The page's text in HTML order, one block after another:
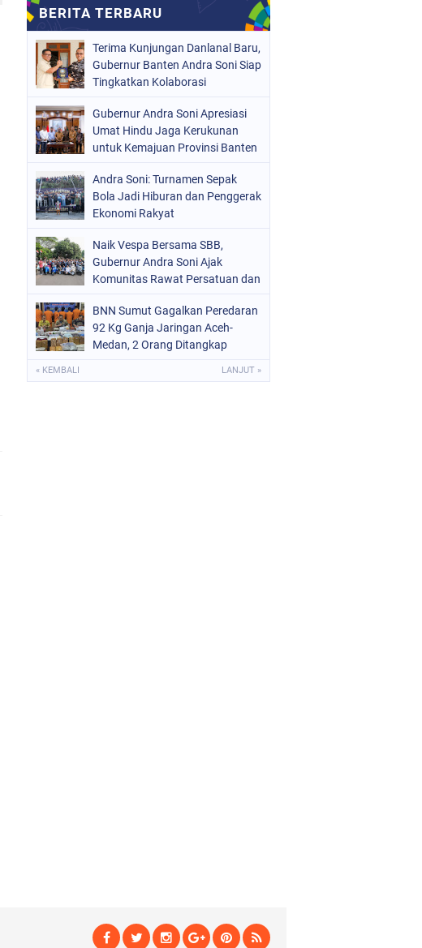
Terima Kunjungan Danlanal Baru,
Gubernur Banten Andra Soni Siap
Tingkatkan Kolaborasi
Gubernur Andra Soni Apresiasi
Umat Hindu Jaga Kerukunan
untuk Kemajuan Provinsi Banten
Andra Soni: Turnamen Sepak
Bola Jadi Hiburan dan Penggerak
Ekonomi Rakyat
Naik Vespa Bersama SBB,
Gubernur Andra Soni Ajak
Komunitas Rawat Persatuan dan
BNN Sumut Gagalkan Peredaran
92 Kg Ganja Jaringan Aceh-
Medan, 2 Orang Ditangkap
« KEMBALI LANJUT »